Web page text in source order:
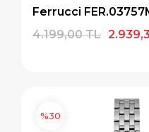
4.199,00 TL
%30